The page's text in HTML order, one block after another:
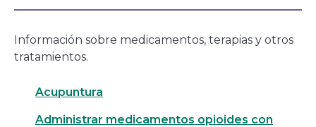
Información sobre medicamentos, terapias y otros
tratamientos.
Acupuntura
Administrar medicamentos opioides con